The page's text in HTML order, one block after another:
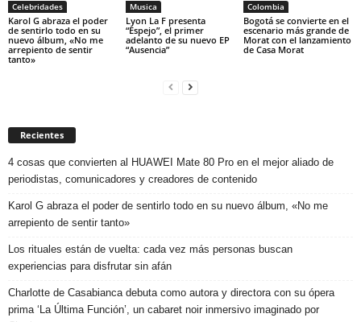
Celebridades
Karol G abraza el poder
de sentirlo todo en su
nuevo álbum, «No me
arrepiento de sentir
tanto»
Musica
Lyon La F presenta
“Espejo”, el primer
adelanto de su nuevo EP
“Ausencia”
Colombia
Bogotá se convierte en el
escenario más grande de
Morat con el lanzamiento
de Casa Morat
Recientes
4 cosas que convierten al HUAWEI Mate 80 Pro en el mejor aliado de
periodistas, comunicadores y creadores de contenido
Karol G abraza el poder de sentirlo todo en su nuevo álbum, «No me
arrepiento de sentir tanto»
Los rituales están de vuelta: cada vez más personas buscan
experiencias para disfrutar sin afán
Charlotte de Casabianca debuta como autora y directora con su ópera
prima ‘La Última Función’, un cabaret noir inmersivo imaginado por